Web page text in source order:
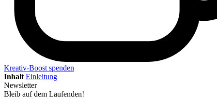
Kreativ-Boost spenden
Inhalt Einleitung
Newsletter
Bleib auf dem Laufenden!